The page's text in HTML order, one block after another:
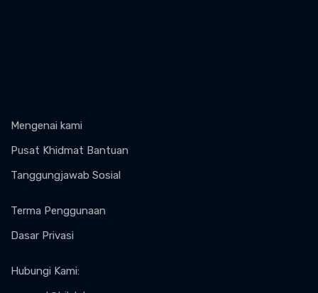
Mengenai kami
Pusat Khidmat Bantuan
Tanggungjawab Sosial
Terma Penggunaan
Dasar Privasi
Hubungi Kami: